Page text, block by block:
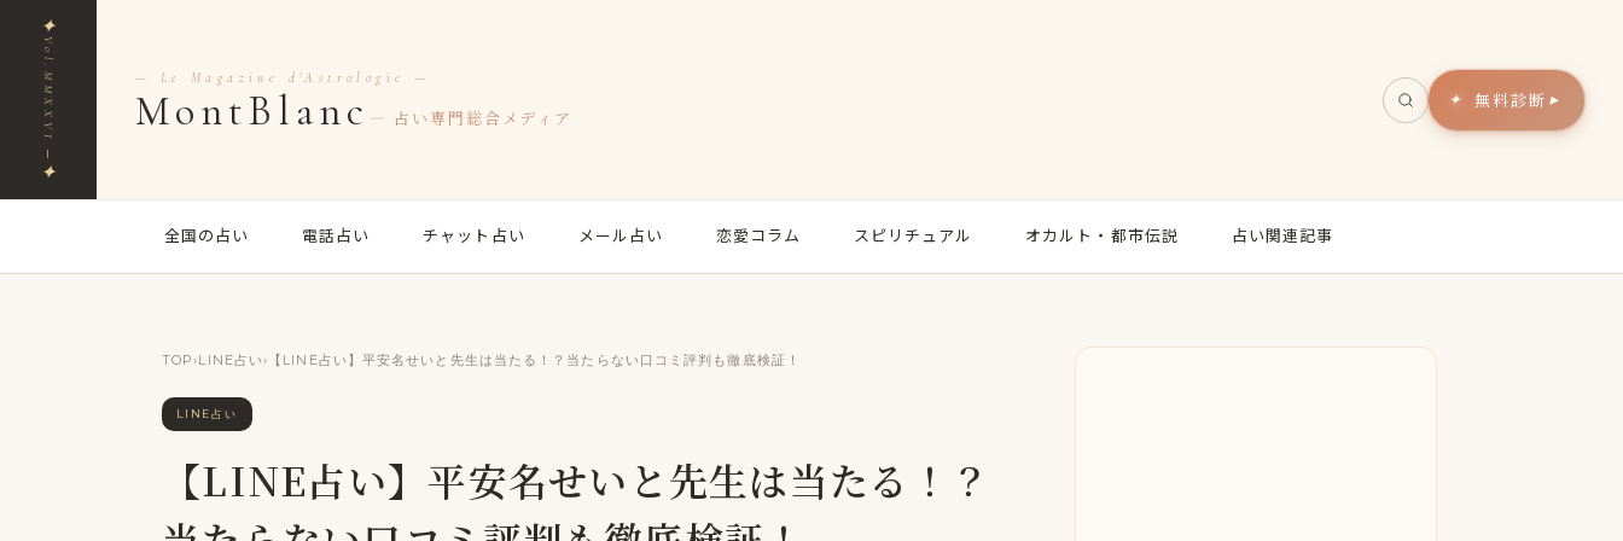
✦
Vol.MMXXVI ─
✦
— Le Magazine d'Astrologie —
MontBlanc — 占い専門総合メディア
無料診断 ▸
全国の占い 電話占い チャット占い メール占い 恋愛コラム スピリチュアル オカルト・都市伝説 占い関連記事
TOP›LINE占い› 【LINE占い】平安名せいと先生は当たる！？当たらない口コミ評判も徹底検証！
LINE占い
【LINE占い】平安名せいと先生は当たる！？